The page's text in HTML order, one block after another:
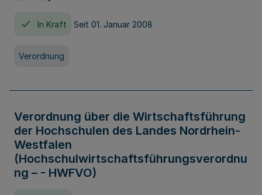
In Kraft Seit 01. Januar 2008
Verordnung
Verordnung über die Wirtschaftsführung
der Hochschulen des Landes Nordrhein-
Westfalen
(Hochschulwirtschaftsführungsverordnu
ng – - HWFVO)